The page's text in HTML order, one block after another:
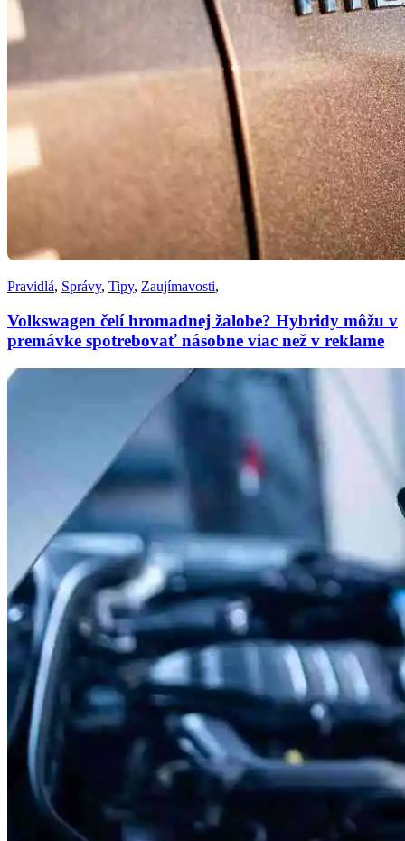
Pravidlá, Správy, Tipy, Zaujímavosti,
Volkswagen čelí hromadnej žalobe? Hybridy môžu v
premávke spotrebovať násobne viac než v reklame